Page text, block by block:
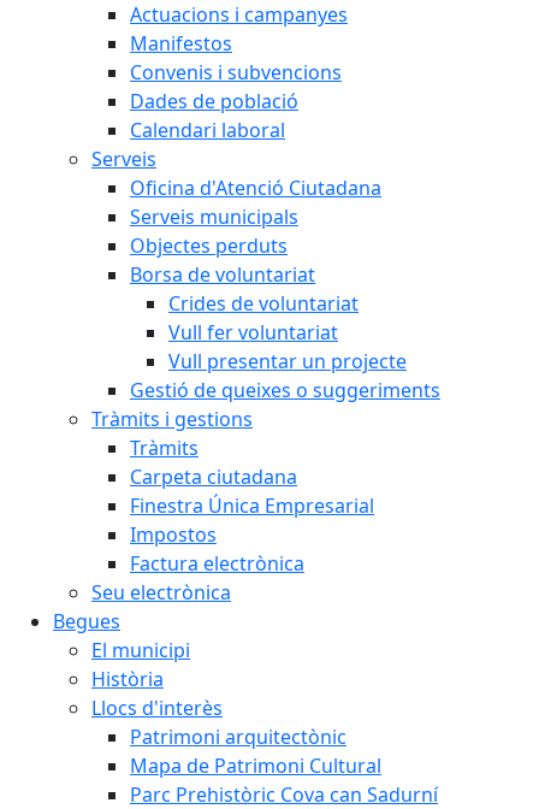
Actuacions i campanyes
Manifestos
Convenis i subvencions
Dades de població
Calendari laboral
Serveis
Oficina d'Atenció Ciutadana
Serveis municipals
Objectes perduts
Borsa de voluntariat
Crides de voluntariat
Vull fer voluntariat
Vull presentar un projecte
Gestió de queixes o suggeriments
Tràmits i gestions
Tràmits
Carpeta ciutadana
Finestra Única Empresarial
Impostos
Factura electrònica
Seu electrònica
Begues
El municipi
Història
Llocs d'interès
Patrimoni arquitectònic
Mapa de Patrimoni Cultural
Parc Prehistòric Cova can Sadurní